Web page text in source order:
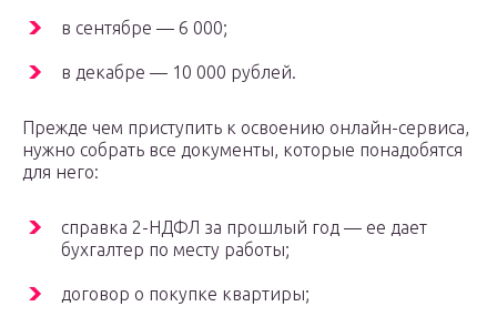
в сентябре — 6 000;
в декабре — 10 000 рублей.
Прежде чем приступить к освоению онлайн-сервиса,
нужно собрать все документы, которые понадобятся
для него:
справка 2-НДФЛ за прошлый год — ее дает
бухгалтер по месту работы;
договор о покупке квартиры;